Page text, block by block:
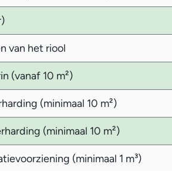
van het riool
(vanaf 10 m²)
(minimaal 10 m²)
(minimaal 10 m²)
(minimaal 1 m³)